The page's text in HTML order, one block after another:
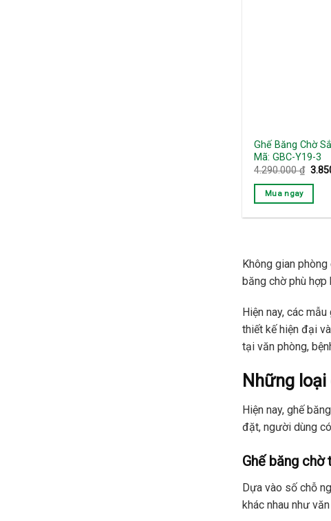
Ghế Băng Chờ
Mã: GBC-Y19-3
4.290.000₫ Giá
là:
Mua ngay
Không gian
băng chờ phù
Hiện nay, các
thiết kế hiện đại
tại văn phòng,
Những
Hiện nay, ghế
đặt, người dùng
Ghế băng
Dựa vào số chỗ
khác nhau như